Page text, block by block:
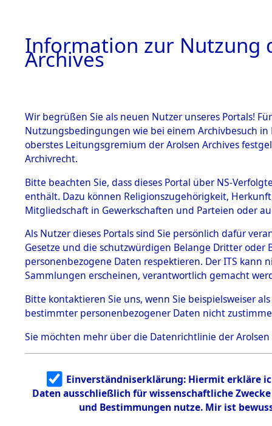
BESTÄNDE
1.
mente
5. Verschiedenes
5.3
Todesmärsche
5.3.1 Alliierte
Erhebungen
zu
Todesmärsch
en
5.3.2
Identifizierun
g
5.3.3
Todesmärsch
Dead -
Branch -
0058
Information zur Nutzung
Archives
Wir begrüßen Sie als neuen Nutzer unseres Portals!
Nutzungsbedingungen wie bei einem Archivbesuch
oberstes Leitungsgremium der Arolsen Archives
Archivrecht.
Bitte beachten Sie, dass dieses Portal über NS-
enthält. Dazu können Religionszugehörigkeit,
Mitgliedschaft in Gewerkschaften und Parteien oder
Als Nutzer dieses Portals sind Sie persönlich dafür
Gesetze und die schutzwürdigen Belange Dritter
personenbezogene Daten respektieren. Der ITS
Sammlungen erscheinen, verantwortlich gemacht
Bitte kontaktieren Sie uns, wenn Sie beispielsweiser
bestimmter personenbezogener Daten nicht
Sie möchten mehr über die Datenrichtlinie der Arolsen
Einverständniserklärung: Hiermit erkläre
Daten ausschließlich für wissenschaftliche
und Bestimmungen nutze. Mir ist